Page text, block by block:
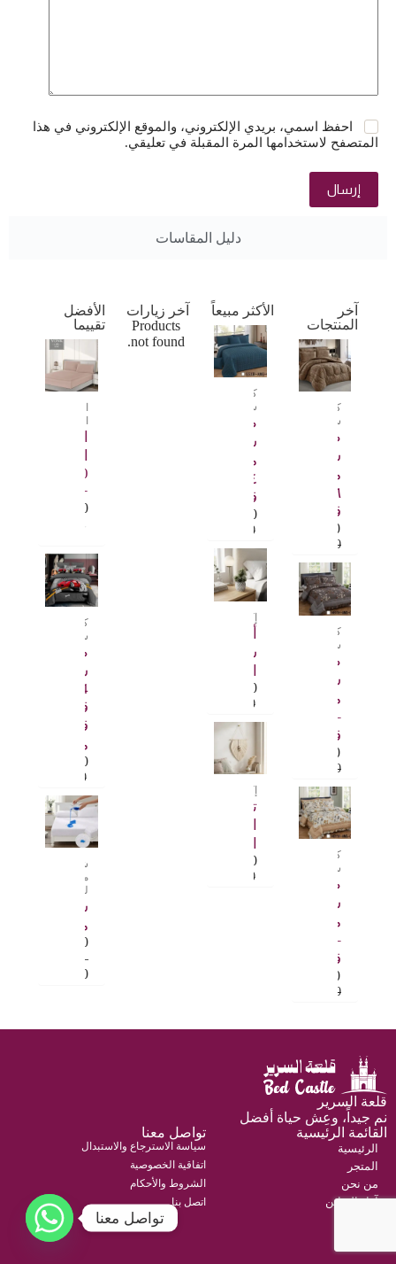
دليل المقاسات
احفظ اسمي، بريدي الإلكتروني، والموقع الإلكتروني في هذا
المتصفح لاستخدامها المرة المقبلة في تعليقي.
إرسال
آخر
المنتجات
كينغ
سايز
طقم
سرير
مريح
٦
قطع
11.000
9.500
كينغ
سايز
طقم
سرير
مريح
قطع
12.000
9.500
كينغ
سايز
طقم
سرير
مريح
قطع
12.000
9.500
الأكثر مبيعاً
كوين
سايز
طقم
سرير
مريح
٤
قطع
8.000
6.000
إكسسوارات
شجيرة
3.000
1.500
إكسسوارات
تعليقة
3.000
1.500
آخر زيارات
Products
not found.
الأفضل
تقييما
+ 35
6.000
4.00من 5
كوين
سايز
طقم
سرير
4
قطع
قطني
مريح
9.000
7.000
شرشف
مقاوم
للبلل
شرشف سرير
مقاوم100×200+30
6.500
–
8.500
قلعة السرير
نم جيداً، وعِش حياة أفضل
القائمة الرئيسية
الرئيسية
المتجر
من نحن
آراء الزبائن
تواصل معنا
سياسة الاسترجاع والاستبدال
اتفاقية الخصوصية
الشروط والأحكام
اتصل بنا
تواصل معنا